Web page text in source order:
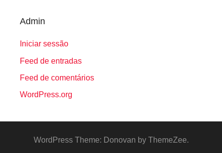
Admin
Iniciar sessão
Feed de entradas
Feed de comentários
WordPress.org
WordPress Theme: Donovan by ThemeZee.